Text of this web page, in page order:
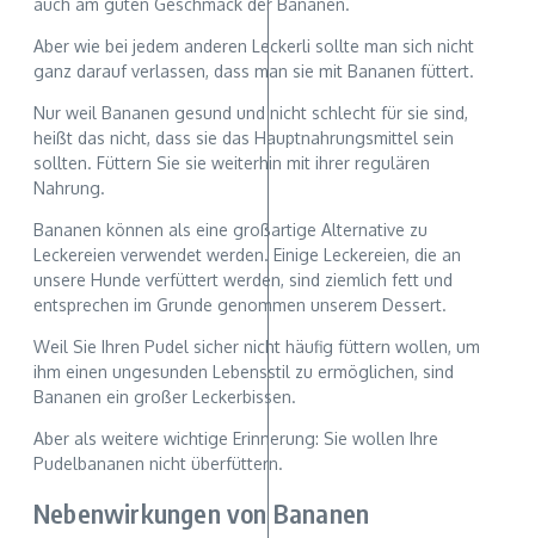
auch am guten Geschmack der Bananen.
Aber wie bei jedem anderen Leckerli sollte man sich nicht
ganz darauf verlassen, dass man sie mit Bananen füttert.
Nur weil Bananen gesund und nicht schlecht für sie sind,
heißt das nicht, dass sie das Hauptnahrungsmittel sein
sollten. Füttern Sie sie weiterhin mit ihrer regulären
Nahrung.
Bananen können als eine großartige Alternative zu
Leckereien verwendet werden. Einige Leckereien, die an
unsere Hunde verfüttert werden, sind ziemlich fett und
entsprechen im Grunde genommen unserem Dessert.
Weil Sie Ihren Pudel sicher nicht häufig füttern wollen, um
ihm einen ungesunden Lebensstil zu ermöglichen, sind
Bananen ein großer Leckerbissen.
Aber als weitere wichtige Erinnerung: Sie wollen Ihre
Pudelbananen nicht überfüttern.
Nebenwirkungen von Bananen